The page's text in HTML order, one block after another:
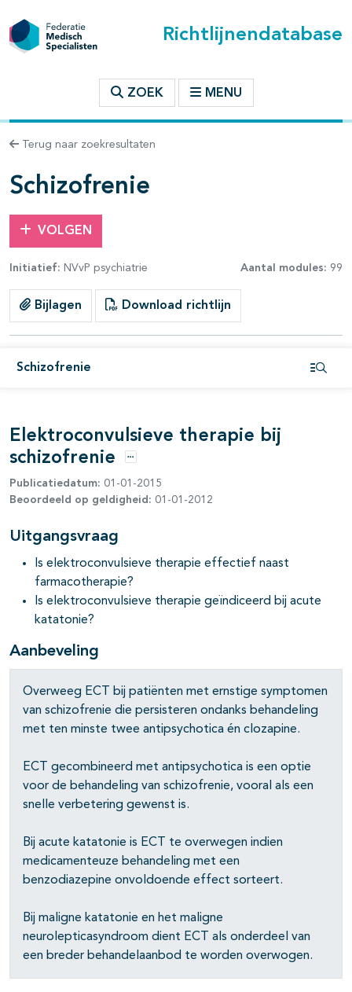
Richtlijnendatabase
ZOEK MENU
Terug naar zoekresultaten
Schizofrenie
VOLGEN
Initiatief: NVvP psychiatrie Aantal modules: 99
Bijlagen Download richtlijn
Schizofrenie
binnen deze richtlijn
open- en dichtklappen
open- en dichtklappen
open- en dichtklappen
open- en dichtklappen
open- en dichtklappen
open- en dichtklappen
open- en dichtklappen
open- en dichtklappen
open- en dichtklappen
open- en dichtklappen
open- en dichtklappen
Elektroconvulsieve therapie bij
schizofrenie
Opties
Publicatiedatum: 01-01-2015
Beoordeeld op geldigheid: 01-01-2012
Uitgangsvraag
Is elektroconvulsieve therapie effectief naast
farmacotherapie?
Is elektroconvulsieve therapie geïndiceerd bij acute
katatonie?
Aanbeveling
Overweeg ECT bij patiënten met ernstige symptomen
van schizofrenie die persisteren ondanks behandeling
met ten minste twee antipsychotica én clozapine.
ECT gecombineerd met antipsychotica is een optie
voor de behandeling van schizofrenie, vooral als een
snelle verbetering gewenst is.
Bij acute katatonie is ECT te overwegen indien
medicamenteuze behandeling met een
benzodiazepine onvoldoende effect sorteert.
Bij maligne katatonie en het maligne
neurolepticasyndroom dient ECT als onderdeel van
een breder behandelaanbod te worden overwogen.